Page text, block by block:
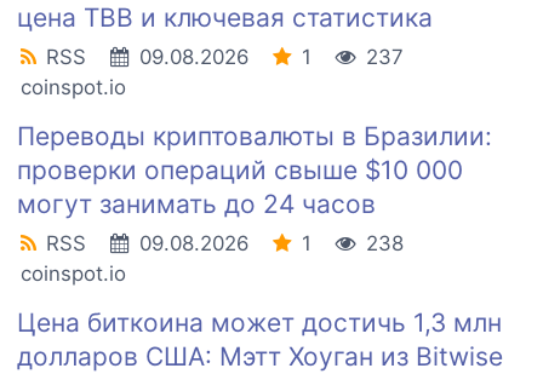
цена TBB и ключевая статистика
RSS 09.08.2026 1
237
coinspot.io
Переводы криптовалюты в Бразилии:
проверки операций свыше $10 000
могут занимать до 24 часов
RSS 09.08.2026 1
238
coinspot.io
Цена биткоина может достичь 1,3 млн
долларов США: Мэтт Хоуган из Bitwise